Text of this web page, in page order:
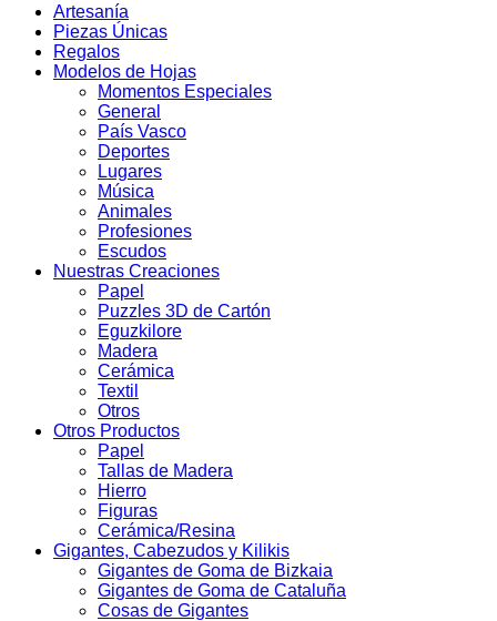
Artesanía
Piezas Únicas
Regalos
Modelos de Hojas
Momentos Especiales
General
País Vasco
Deportes
Lugares
Música
Animales
Profesiones
Escudos
Nuestras Creaciones
Papel
Puzzles 3D de Cartón
Eguzkilore
Madera
Cerámica
Textil
Otros
Otros Productos
Papel
Tallas de Madera
Hierro
Figuras
Cerámica/Resina
Gigantes, Cabezudos y Kilikis
Gigantes de Goma de Bizkaia
Gigantes de Goma de Cataluña
Cosas de Gigantes